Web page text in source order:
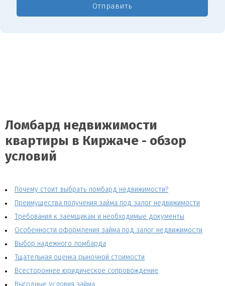
Отправить
Ломбард недвижимости
квартиры в Киржаче - обзор
условий
Почему стоит выбрать ломбард недвижимости?
Преимущества получения займа под залог недвижимости
Требования к заемщикам и необходимые документы
Особенности оформления займа под залог недвижимости
Выбор надежного ломбарда
Тщательная оценка рыночной стоимости
Всестороннее юридическое сопровождение
Выгодные условия займа